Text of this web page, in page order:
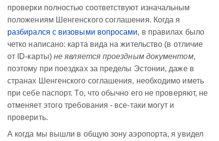
проверки полностью соответствуют изначальным
положениям Шенгенского соглашения. Когда я
разбирался с визовыми вопросами, в правилах было
четко написано: карта вида на жительство (в отличие
от ID-карты)не является проездным документом,
поэтому при поездках за пределы Эстонии, даже в
странах Шенгенского соглашения, необходимо иметь
при себе паспорт. То, что обычно его не проверяют, не
отменяет этого требования - все-таки могут и
проверить.
А когда мы вышли в общую зону аэропорта, я увидел